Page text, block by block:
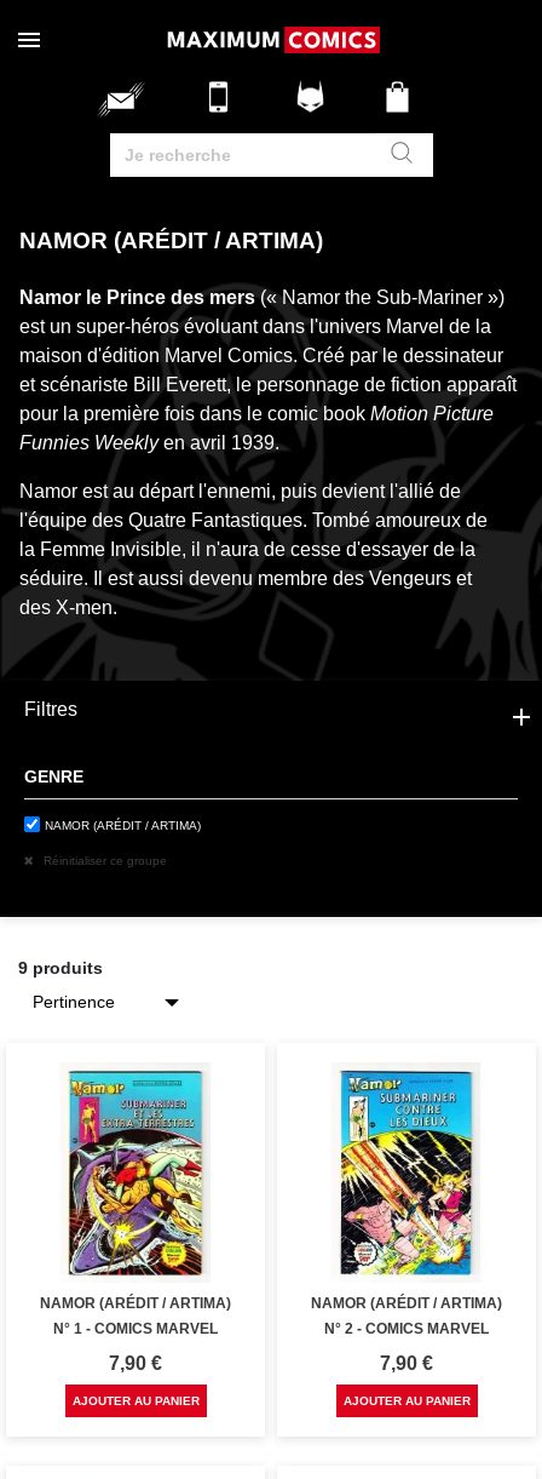
NAMOR (ARÉDIT / ARTIMA)
Namor le Prince des mers(« Namor the Sub-Mariner »)
est un super-héros évoluant dans l'univers Marvel de la
maison d'édition Marvel Comics. Créé par le dessinateur
et scénariste Bill Everett, le personnage de fiction apparaît
pour la première fois dans le comic book Motion Picture
Funnies Weeklyen avril 1939.
Namor est au départ l'ennemi, puis devient l'allié de
l'équipe des Quatre Fantastiques. Tombé amoureux de
la Femme Invisible, il n'aura de cesse d'essayer de la
séduire. Il est aussi devenu membre des Vengeurs et
des X-men.
Filtres
GENRE
NAMOR (ARÉDIT / ARTIMA)
Réinitialiser ce groupe
9 produits
NAMOR (ARÉDIT / ARTIMA)
N° 1 - COMICS MARVEL
Prix
7,90 €
AJOUTER AU PANIER
NAMOR (ARÉDIT / ARTIMA)
N° 2 - COMICS MARVEL
Prix
7,90 €
AJOUTER AU PANIER